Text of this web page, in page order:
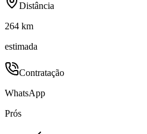
Distância
264 km
estimada
Contratação
WhatsApp
Prós